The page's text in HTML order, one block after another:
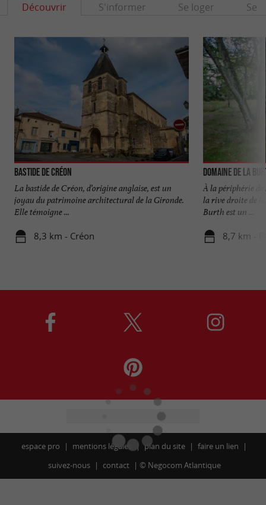
Découvrir S'informer Se loger Se
Bastide de Créon
La bastide de Créon, d’origine anglaise, est un
joyau du patrimoine architectural de la Gironde.
Elle témoigne ...
8,3 km - Créon
Domaine de la
À la périphérie
la rive droite de
Burth est un ...
8,7 km -
espace pro mentions légales plan du site
faire un lien
suivez-nous
contact © Negocom Atlantique